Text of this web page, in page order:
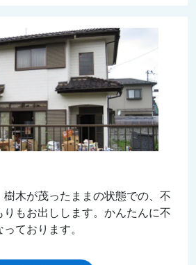
木が茂ったままの状態での、不
もお出しします。かんたんに不
ております。